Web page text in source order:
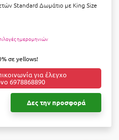
Standard Δωμάτιο με Κing Size
ημερομηνιών
σε yellows!
για έλεγχο
6978868890
Δες την προσφορά